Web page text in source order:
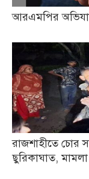
আরএমপির
রাজশাহীতে চোর
ছুরিকাঘাত, মামলা